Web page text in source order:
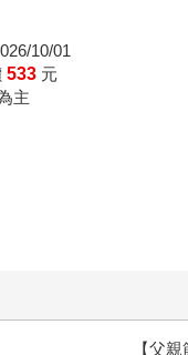
10/01
533 元
主
【父親節禮物